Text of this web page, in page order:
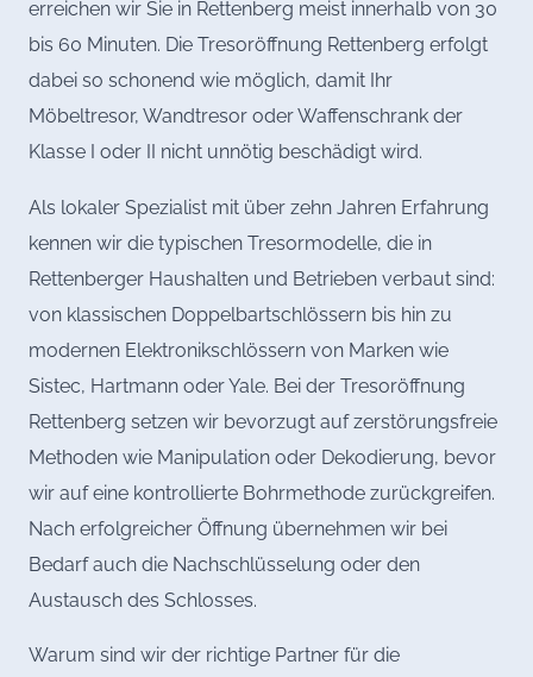
erreichen wir Sie in Rettenberg meist innerhalb von 30
bis 60 Minuten. Die Tresoröffnung Rettenberg erfolgt
dabei so schonend wie möglich, damit Ihr
Möbeltresor, Wandtresor oder Waffenschrank der
Klasse I oder II nicht unnötig beschädigt wird.
Als lokaler Spezialist mit über zehn Jahren Erfahrung
kennen wir die typischen Tresormodelle, die in
Rettenberger Haushalten und Betrieben verbaut sind:
von klassischen Doppelbartschlössern bis hin zu
modernen Elektronikschlössern von Marken wie
Sistec, Hartmann oder Yale. Bei der Tresoröffnung
Rettenberg setzen wir bevorzugt auf zerstörungsfreie
Methoden wie Manipulation oder Dekodierung, bevor
wir auf eine kontrollierte Bohrmethode zurückgreifen.
Nach erfolgreicher Öffnung übernehmen wir bei
Bedarf auch die Nachschlüsselung oder den
Austausch des Schlosses.
Warum sind wir der richtige Partner für die